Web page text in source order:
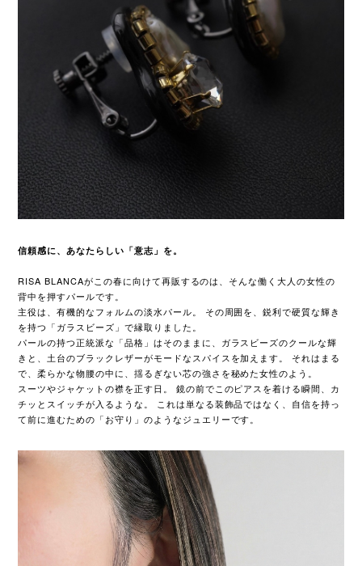
信頼感に、あなたらしい「意志」を。
RISA BLANCAがこの春に向けて再販するのは、そんな働く大人の女性の
背中を押すパールです。
主役は、有機的なフォルムの淡水パール。 その周囲を、鋭利で硬質な輝き
を持つ「ガラスビーズ」で縁取りました。
パールの持つ正統派な「品格」はそのままに、ガラスビーズのクールな輝
きと、土台のブラックレザーがモードなスパイスを加えます。 それはまる
で、柔らかな物腰の中に、揺るぎない芯の強さを秘めた女性のよう。
スーツやジャケットの襟を正す日。 鏡の前でこのピアスを着ける瞬間、カ
チッとスイッチが入るような。 これは単なる装飾品ではなく、自信を持っ
て前に進むための「お守り」のようなジュエリーです。